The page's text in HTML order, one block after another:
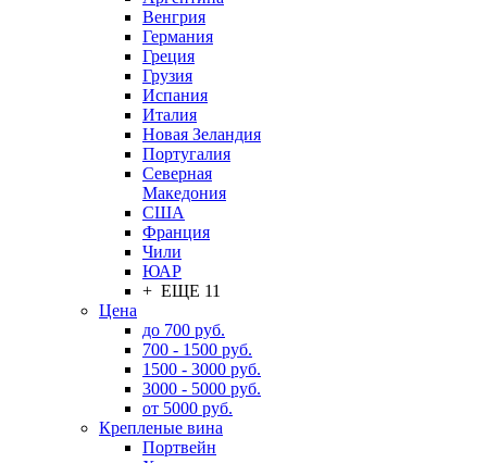
Венгрия
Германия
Греция
Грузия
Испания
Италия
Новая Зеландия
Португалия
Северная
Македония
США
Франция
Чили
ЮАР
+ ЕЩЕ 11
Цена
до 700 руб.
700 - 1500 руб.
1500 - 3000 руб.
3000 - 5000 руб.
от 5000 руб.
Крепленые вина
Портвейн